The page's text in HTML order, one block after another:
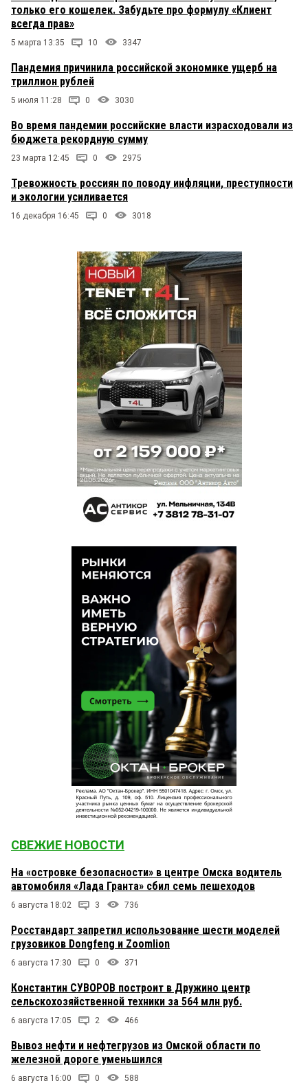
только его кошелек. Забудьте про формулу «Клиент
всегда прав»
5 марта 13:35 10 3347
Пандемия причинила российской экономике ущерб на
триллион рублей
5 июля 11:28 0 3030
Во время пандемии российские власти израсходовали из
бюджета рекордную сумму
23 марта 12:45 0 2975
Тревожность россиян по поводу инфляции, преступности
и экологии усиливается
16 декабря 16:45 0 3018
СВЕЖИЕ НОВОСТИ
На «островке безопасности» в центре Омска водитель
автомобиля «Лада Гранта» сбил семь пешеходов
6 августа 18:02 3 736
Росстандарт запретил использование шести моделей
грузовиков Dongfeng и Zoomlion
6 августа 17:30 0 371
Константин СУВОРОВ построит в Дружино центр
сельскохозяйственной техники за 564 млн руб.
6 августа 17:05 2 466
Вывоз нефти и нефтегрузов из Омской области по
железной дороге уменьшился
6 августа 16:00 0 588